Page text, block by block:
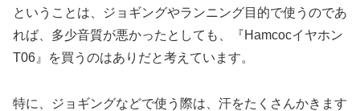
ということは、ジョギングやランニング目的で使うのであ
れば、多少音質が悪かったとしても、『Hamcocイヤホン
T06』を買うのはありだと考えています。
特に、ジョギングなどで使う際は、汗をたくさんかきます